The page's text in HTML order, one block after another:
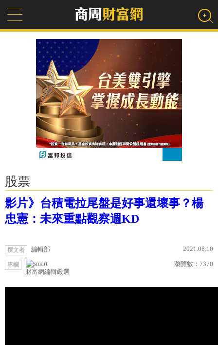
股票
影片》台積電拉尾盤是好事還壞事？楊
忠憲：未來重點觀察週KD
撰文者 編輯部 2021.08.10
專欄
財富網編輯嚴選
瀏覽數： 7370